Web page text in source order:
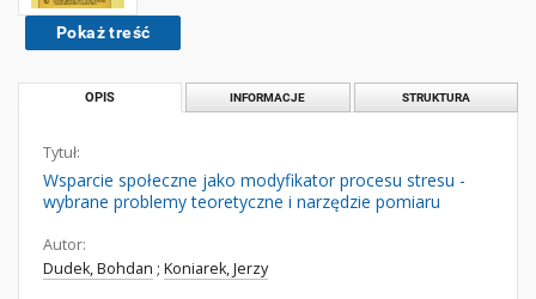
Pokaż treść
OPIS INFORMACJE STRUKTURA
Tytuł:
Wsparcie społeczne jako modyfikator procesu stresu -
wybrane problemy teoretyczne i narzędzie pomiaru
Autor:
Dudek, Bohdan ; Koniarek, Jerzy